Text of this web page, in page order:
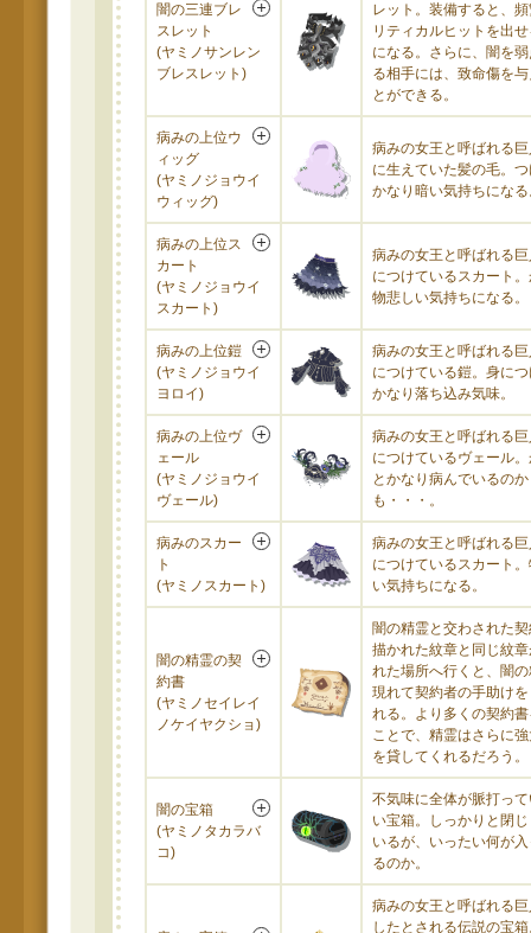
闇の三連ブレ
スレット
(ヤミノサンレン
ブレスレット)
レット。装備すると、
リティカルヒットを出
になる。さらに、闇を
る相手には、致命傷を
とができる。
病みの上位ウ
ィッグ
(ヤミノジョウイ
ウィッグ)
病みの女王と呼ばれる
に生えていた髪の毛。
かなり暗い気持ちにな
病みの上位ス
カート
(ヤミノジョウイ
スカート)
病みの女王と呼ばれる
につけているスカート
物悲しい気持ちになる。
病みの上位鎧
(ヤミノジョウイ
ヨロイ)
病みの女王と呼ばれる
につけている鎧。身に
かなり落ち込み気味。
病みの上位ヴ
ェール
(ヤミノジョウイ
ヴェール)
病みの女王と呼ばれる
につけているヴェール
とかなり病んでいるのか
も・・・。
病みのスカー
ト
(ヤミノスカート)
病みの女王と呼ばれる
につけているスカート
い気持ちになる。
闇の精霊の契
約書
(ヤミノセイレイ
ノケイヤクショ)
闇の精霊と交わされた
描かれた紋章と同じ紋
れた場所へ行くと、闇
現れて契約者の手助け
れる。より多くの契約
ことで、精霊はさらに
を貸してくれるだろう。
闇の宝箱
(ヤミノタカラバ
コ)
不気味に全体が脈打っ
い宝箱。しっかりと閉
いるが、いったい何が
るのか。
病みの女王と呼ばれる
したとされる伝説の宝